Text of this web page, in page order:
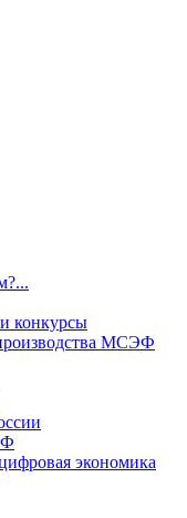
конкурсы
МСЭФ
экономика